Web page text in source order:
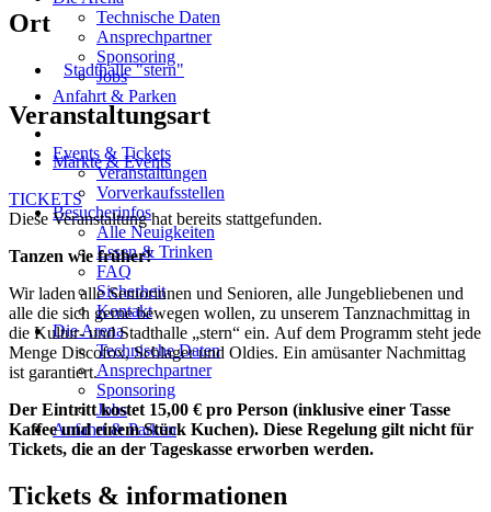
Technische Daten
Ansprechpartner
Sponsoring
Jobs
Anfahrt & Parken
Events & Tickets
Veranstaltungen
Vorverkaufsstellen
Besucherinfos
Alle Neuigkeiten
Essen & Trinken
FAQ
Sicherheit
Kontakt
Die Arena
Technische Daten
Ansprechpartner
Sponsoring
Jobs
Anfahrt & Parken
Ort
Stadthalle "stern"
Veranstaltungsart
Märkte & Events
TICKETS
Diese Veranstaltung hat bereits stattgefunden.
Tanzen wie früher!
Wir laden alle Seniorinnen und Senioren, alle Jungebliebenen und
alle die sich gerne bewegen wollen, zu unserem Tanznachmittag in
die Kultur- und Stadthalle „stern“ ein. Auf dem Programm steht jede
Menge Discofox, Schlager und Oldies. Ein amüsanter Nachmittag
ist garantiert.
Der Eintritt kostet 15,00 € pro Person (inklusive einer Tasse
Kaffee und einem Stück Kuchen). Diese Regelung gilt nicht für
Tickets, die an der Tageskasse erworben werden.
Tickets & informationen